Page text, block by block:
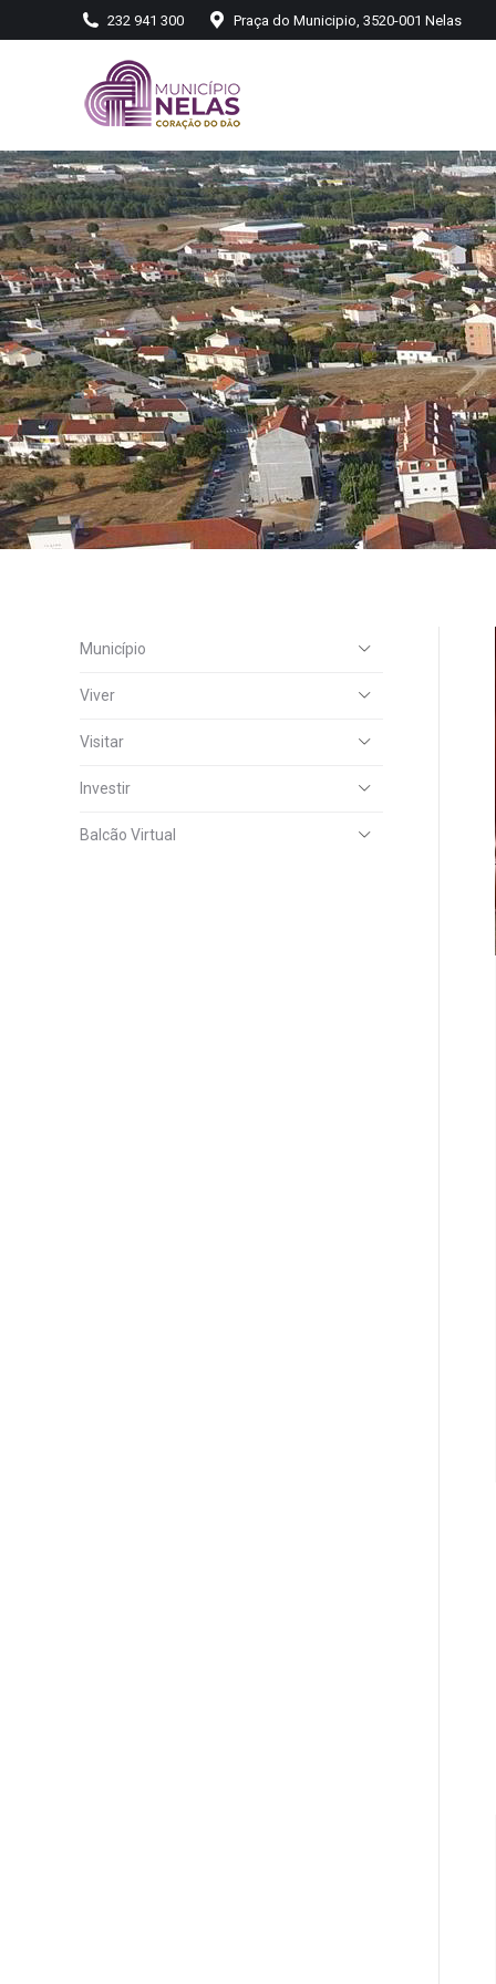
232 941 300 Praça do Municipio, 3520-001 Nelas
Município
Viver
Visitar
Investir
Balcão Virtual